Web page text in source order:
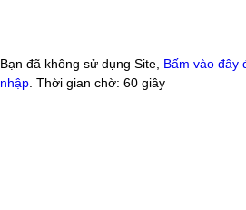
Bạn đã không sử dụng Site, Bấm vào đây
nhập . Thời gian chờ: 60 giây